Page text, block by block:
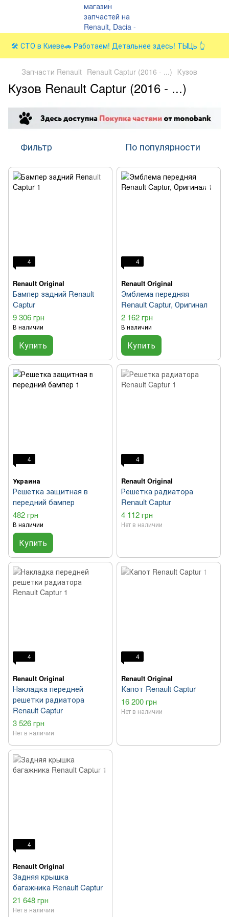
🛠️ СТО в Киеве🚗 Работаем! Детальнее здесь! ТЫЦь 👆
Запчасти Renault Renault Captur (2016 - ...) Кузов
Кузов Renault Captur (2016 - ...)
Фильтр По популярности
4
Renault Original
Бампер задний Renault
Captur
9 306 грн
В наличии
Купить
4
Renault Original
Эмблема передняя
Renault Captur, Оригинал
2 162 грн
В наличии
Купить
4
Украина
Решетка защитная в
передний бампер
482 грн
В наличии
Купить
4
Renault Original
Решетка радиатора
Renault Captur
4 112 грн
Нет в наличии
4
Renault Original
Накладка передней
решетки радиатора
Renault Captur
3 526 грн
Нет в наличии
4
Renault Original
Капот Renault Captur
16 200 грн
Нет в наличии
4
Renault Original
Задняя крышка
багажника Renault Captur
21 648 грн
Нет в наличии